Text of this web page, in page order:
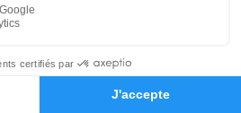
Hommages
de Phalempin